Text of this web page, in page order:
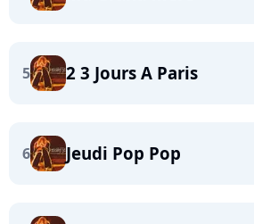
5 2 3 Jours A Paris
6 Jeudi Pop Pop